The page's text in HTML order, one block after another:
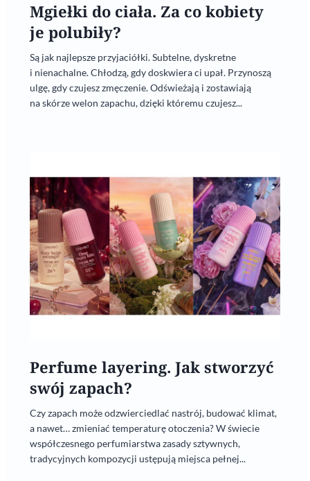
Mgiełki do ciała. Za co kobiety
je polubiły?
Są jak najlepsze przyjaciółki. Subtelne, dyskretne
i nienachalne. Chłodzą, gdy doskwiera ci upał. Przynoszą
ulgę, gdy czujesz zmęczenie. Odświeżają i zostawiają
na skórze welon zapachu, dzięki któremu czujesz...
Perfume layering. Jak stworzyć
swój zapach?
Czy zapach może odzwierciedlać nastrój, budować klimat,
a nawet… zmieniać temperaturę otoczenia? W świecie
współczesnego perfumiarstwa zasady sztywnych,
tradycyjnych kompozycji ustępują miejsca pełnej...